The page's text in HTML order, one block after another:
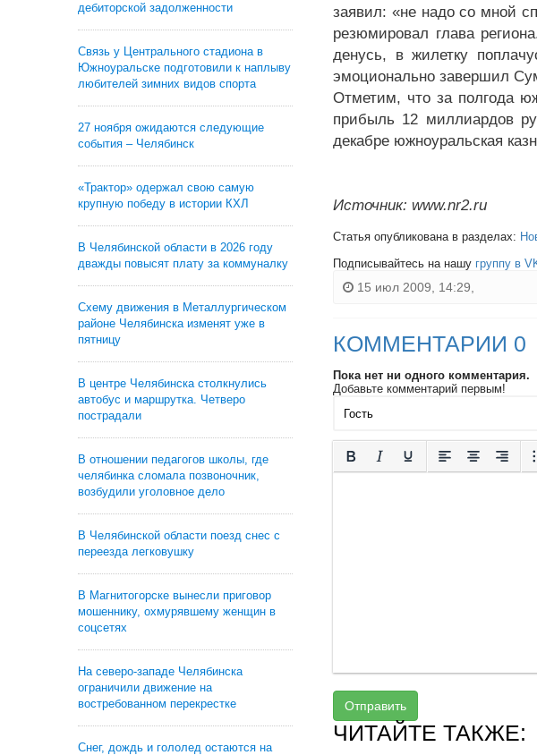
дебиторской задолженности
Связь у Центрального стадиона в
Южноуральске подготовили к наплыву
любителей зимних видов спорта
27 ноября ожидаются следующие
события – Челябинск
«Трактор» одержал свою самую
крупную победу в истории КХЛ
В Челябинской области в 2026 году
дважды повысят плату за коммуналку
Схему движения в Металлургическом
районе Челябинска изменят уже в
пятницу
В центре Челябинска столкнулись
автобус и маршрутка. Четверо
пострадали
В отношении педагогов школы, где
челябинка сломала позвоночник,
возбудили уголовное дело
В Челябинской области поезд снес с
переезда легковушку
В Магнитогорске вынесли приговор
мошеннику, охмурявшему женщин в
соцсетях
На северо-западе Челябинска
ограничили движение на
востребованном перекрестке
Снег, дождь и гололед остаются на
заявил: «не надо со мной
резюмировал глава
денусь, в жилетку
эмоционально завершил
Отметим, что за полгода
прибыль 12 миллиардов
декабре южноуральская
Источник: www.nr2.ru
Статья опубликована в разделах:
Подписывайтесь на нашу группу в
15 июл 2009, 14:29,
КОММЕНТАРИИ 0
Пока нет ни одного комментария.
Добавьте комментарий первым!
Отправить
ЧИТАЙТЕ ТАКЖЕ: